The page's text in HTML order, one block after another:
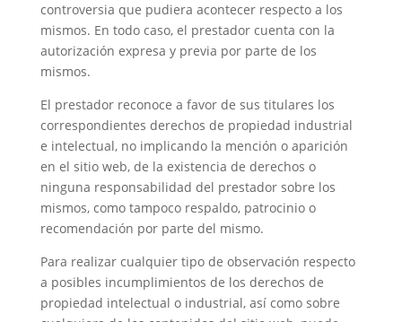
controversia que pudiera acontecer respecto a los
mismos. En todo caso, el prestador cuenta con la
autorización expresa y previa por parte de los
mismos.
El prestador reconoce a favor de sus titulares los
correspondientes derechos de propiedad industrial
e intelectual, no implicando la mención o aparición
en el sitio web, de la existencia de derechos o
ninguna responsabilidad del prestador sobre los
mismos, como tampoco respaldo, patrocinio o
recomendación por parte del mismo.
Para realizar cualquier tipo de observación respecto
a posibles incumplimientos de los derechos de
propiedad intelectual o industrial, así como sobre